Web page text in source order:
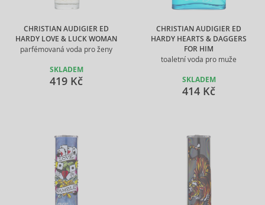
CHRISTIAN AUDIGIER ED
HARDY LOVE & LUCK WOMAN
parfémovaná voda pro ženy
SKLADEM
419 Kč
CHRISTIAN AUDIGIER ED
HARDY HEARTS & DAGGERS
FOR HIM
toaletní voda pro muže
SKLADEM
414 Kč